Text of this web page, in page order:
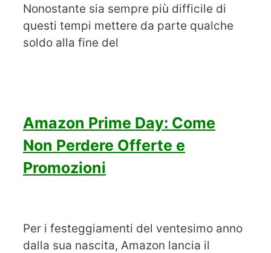
Nonostante sia sempre più difficile di
questi tempi mettere da parte qualche
soldo alla fine del
Amazon Prime Day: Come
Non Perdere Offerte e
Promozioni
Per i festeggiamenti del ventesimo anno
dalla sua nascita, Amazon lancia il